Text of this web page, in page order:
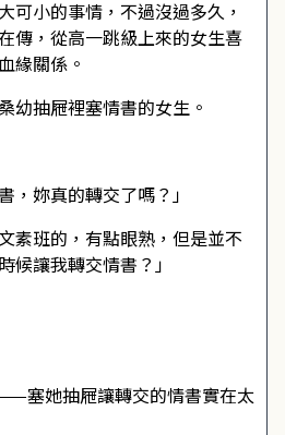
可小的事情，不過沒過多久，
傳，從高一跳級上來的女生喜
緣關係。
幼抽屜裡塞情書的女生。
，妳真的轉交了嗎？」
素班的，有點眼熟，但是並不
候讓我轉交情書？」
塞她抽屜讓轉交的情書實在太